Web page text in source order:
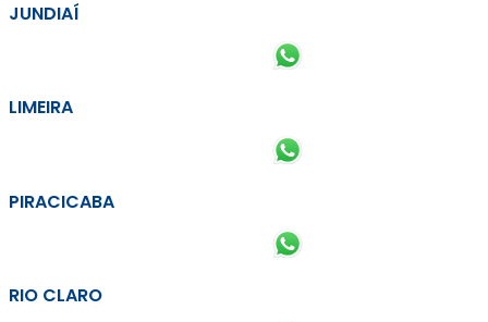
JUNDIAÍ
LIMEIRA
PIRACICABA
RIO CLARO